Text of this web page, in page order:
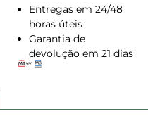
Entregas em 24/48
horas úteis
Garantia de
devolução em 21 dias